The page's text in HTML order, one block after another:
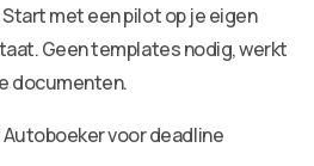
met een pilot op je eigen
Geen templates nodig, werkt
documenten.